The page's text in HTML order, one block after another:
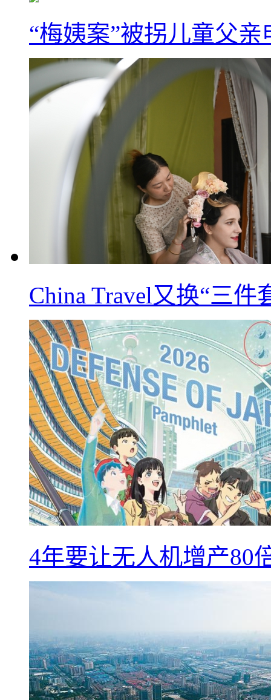
“梅姨案”被拐儿童父
China Travel又换“三
4年要让无人机增产80